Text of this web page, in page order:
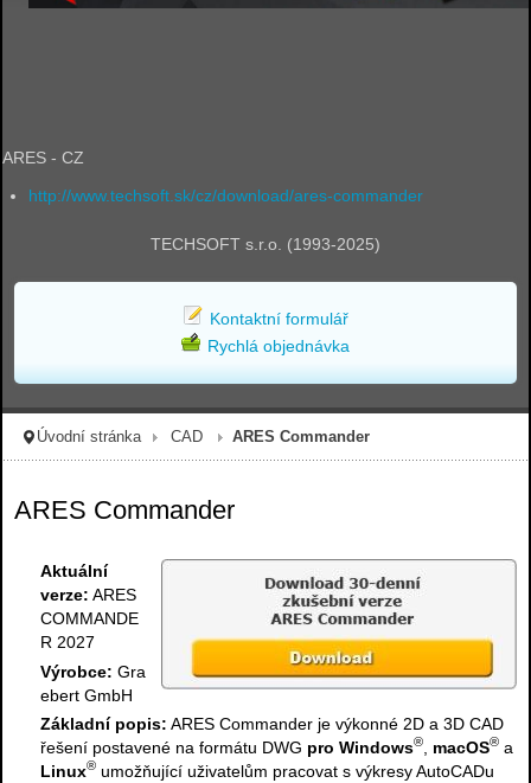
ARES - CZ
http://www.techsoft.sk/cz/download/ares-commander
TECHSOFT s.r.o. (1993-2025)
Kontaktní formulář
Rychlá objednávka
Úvodní stránka CAD ARES Commander
ARES Commander
Aktuální
verze: ARES
COMMANDE
R 2027
Výrobce:Gra
ebert GmbH
Základní popis: ARES Commander je výkonné 2D a 3D CAD
řešení postavené na formátu DWG pro Windows® macOS® a
Linux® umožňující uživatelům pracovat s výkresy AutoCADu